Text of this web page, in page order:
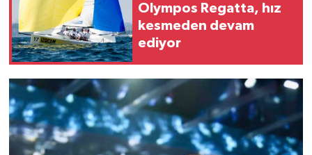
Olympos Regatta, hız
kesmeden devam
ediyor